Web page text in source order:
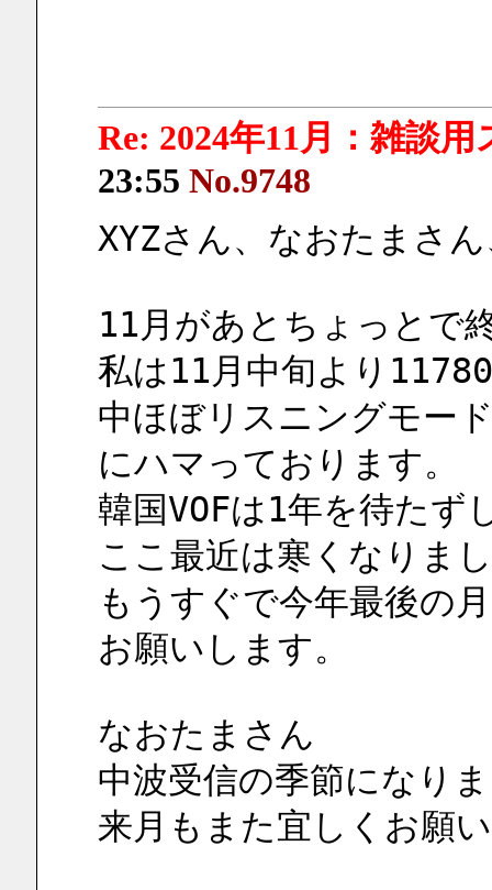
Re: 2024年11月：雑談
23:55 No.9748
XYZさん、なおたまさ
11月があとちょっとで
私は11月中旬より
中ほぼリスニングモー
にハマっております。
韓国VOFは1年を待たず
ここ最近は寒くなりま
もうすぐで今年最後の
お願いします。
なおたまさん
中波受信の季節になり
来月もまた宜しくお願